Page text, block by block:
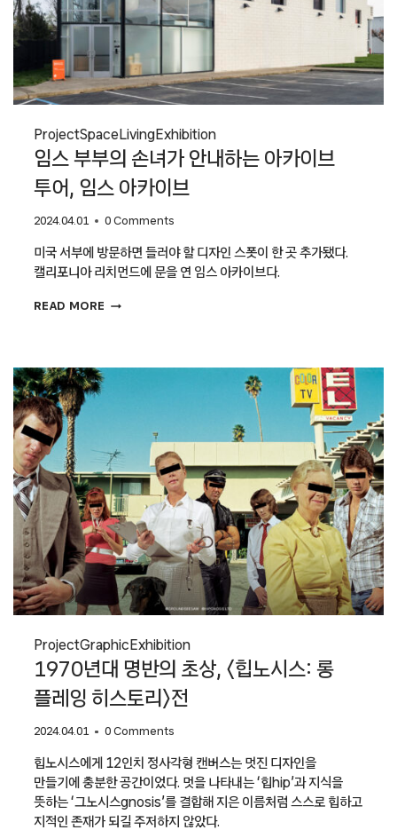
ProjectSpaceLivingExhibition
임스 부부의 손녀가 안내하는 아카이브
투어, 임스 아카이브
2024.04.01 0 Comments
미국 서부에 방문하면 들러야 할 디자인 스폿이 한 곳 추가됐다.
캘리포니아 리치먼드에 문을 연 임스 아카이브다.
READ MORE 임스
아카이브
투어,
ProjectGraphic Exhibition
1970년대 명반의 초상, 〈힙노시스: 롱
플레잉 히스토리〉전
2024.04.01 0 Comments
힙노시스에게 12인치 정사각형 캔버스는 멋진 디자인을
만들기에 충분한 공간이었다. 멋을 나타내는 ‘힙hip’과 지식을
뜻하는 ‘그노시스gnosis’를 결합해 지은 이름처럼 스스로 힙하고
지적인 존재가 되길 주저하지 않았다.